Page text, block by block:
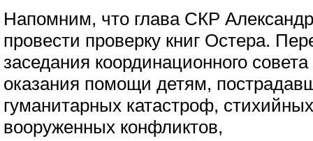
Напомним, что глава СКР
провести проверку книг Остера.
заседания координационного
оказания помощи детям,
гуманитарных катастроф,
вооруженных конфликтов,